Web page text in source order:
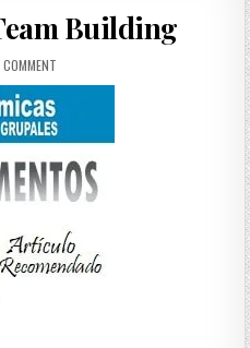
Building
COMMENTON
TÉCNICAS
DE
TEAM
BUILDING